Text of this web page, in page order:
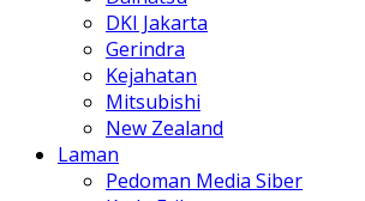
DKI Jakarta
Gerindra
Kejahatan
Mitsubishi
New Zealand
Laman
Pedoman Media Siber